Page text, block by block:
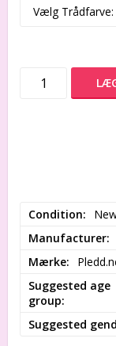
Condition
Manufacturer
Mærke
Suggested age
group
Suggested